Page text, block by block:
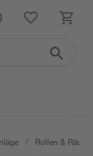
/ Rollen & Räder